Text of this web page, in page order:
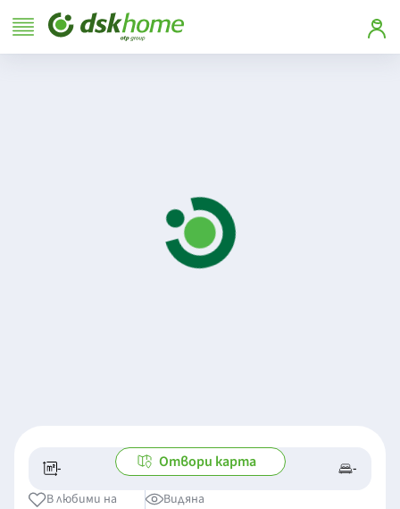
- -/- -
Отвори карта
В любими на Видяна